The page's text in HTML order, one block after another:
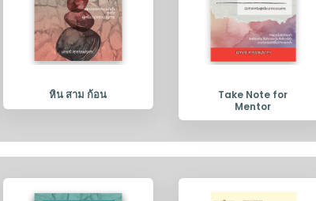
หิน สาม ก้อน
Take Note for
Mentor